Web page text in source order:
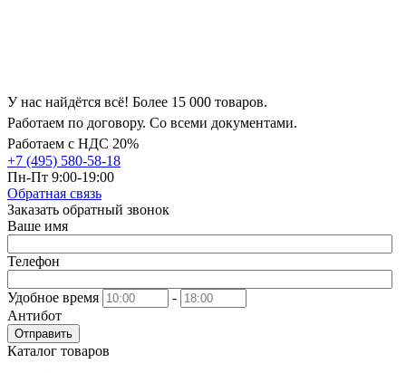
У нас найдётся всё! Более 15 000 товаров.
Работаем по договору. Со всеми документами.
Работаем с НДС 20%
+7 (495) 580-58-18
Пн-Пт 9:00-19:00
Обратная связь
Заказать обратный звонок
Ваше имя
Телефон
Удобное время
-
Антибот
Отправить
Каталог товаров